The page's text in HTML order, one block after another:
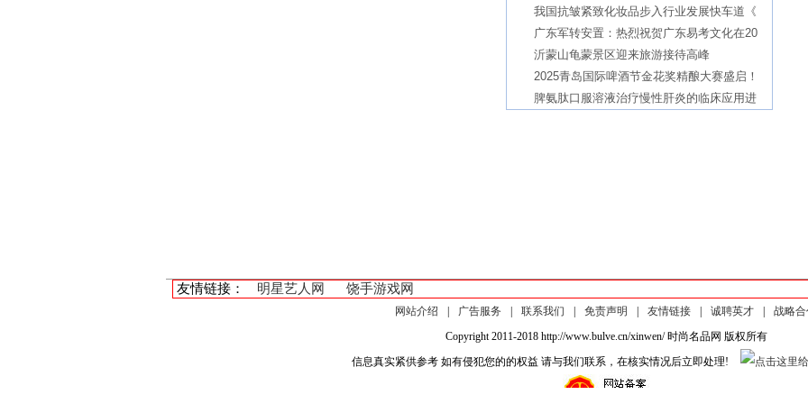
我国抗皱紧致化妆品步入行业发展快车道《
广东军转安置：热烈祝贺广东易考文化在20
沂蒙山龟蒙景区迎来旅游接待高峰
2025青岛国际啤酒节金花奖精酿大赛盛启！
脾氨肽口服溶液治疗慢性肝炎的临床应用进
友情链接： 明星艺人网 饶手游戏网
网站介绍 广告服务 联系我们 免责声明 友情链接 诚聘英才
战略
Copyright 2011-2018 http://www.bulve.cn/xinwen/ 时尚名品网 版权所有
信息真实紧供参考 如有侵犯您的的权益 请与我们联系，在核实情况后立即处理!